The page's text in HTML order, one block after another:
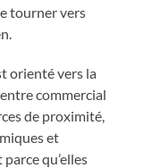
tourner vers
orienté vers la
commercial
de proximité,
et
qu’elles